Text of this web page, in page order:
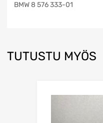
BMW 8 576 333-01
TUTUSTU MYÖS